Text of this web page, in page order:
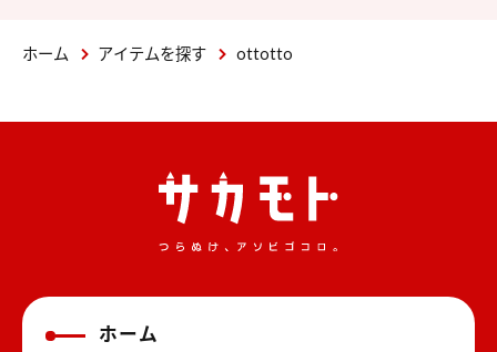
ホーム アイテムを探す ottotto
ホーム